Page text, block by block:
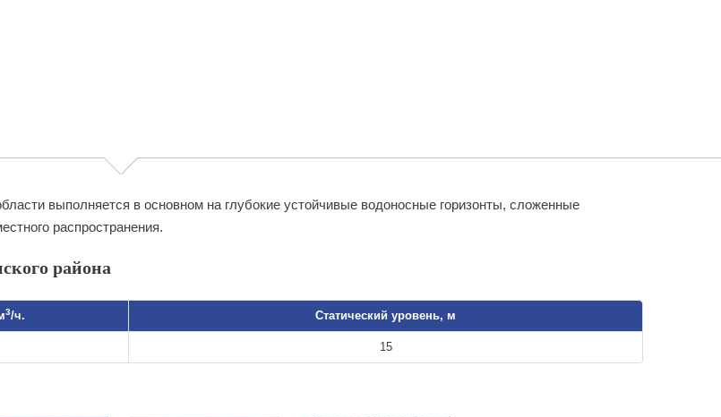
выполняется в основном на глубокие устойчивые водоносные горизонты, сложенные
распространения.
района
3/ч. Статический уровень, м
15